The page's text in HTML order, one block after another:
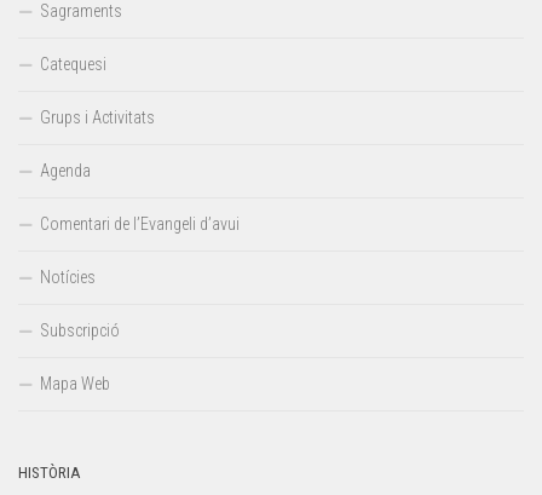
Sagraments
Catequesi
Grups i Activitats
Agenda
Comentari de l’Evangeli d’avui
Notícies
Subscripció
Mapa Web
HISTÒRIA